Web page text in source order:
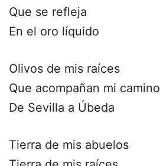
Que se refleja
En el oro líquido
Olivos de mis raíces
Que acompañan mi camino
De Sevilla a Úbeda
Tierra de mis abuelos